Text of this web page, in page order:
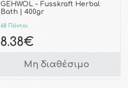
GEHWOL - Fusskraft Herbal
Bath | 400gr
68 Πόντοι
8.38€
Μη διαθέσιμο